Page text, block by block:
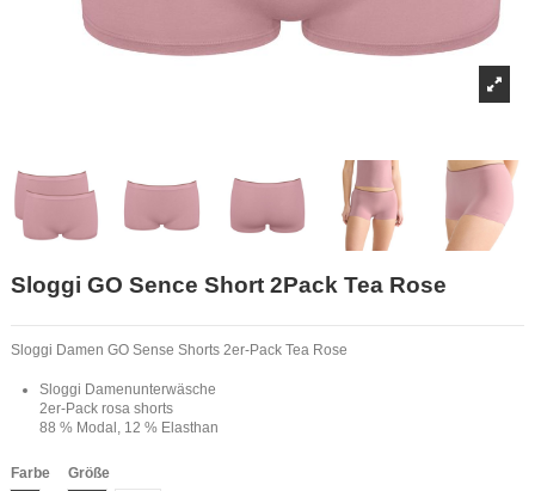
Sloggi GO Sence Short 2Pack Tea Rose
Sloggi Damen GO Sense Shorts 2er-Pack Tea Rose
Sloggi Damenunterwäsche
2er-Pack rosa shorts
88 % Modal, 12 % Elasthan
Farbe
Größe